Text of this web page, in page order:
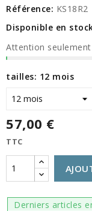
Référence: KS18R2
Disponible en
Attention seulement
tailles: 12 mois
57,00 €
TTC
Derniers articles